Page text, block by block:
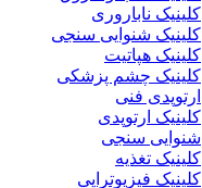
کلینیک ناباروری
کلینیک شنوایی سنجی
کلینیک هپاتیت
کلینیک چشم پزشکی
ارتوپدی فنی
کلینیک ارتوپدی
شنوایی سنجی
کلینیک تغذیه
کلینیک فیزیوتراپی